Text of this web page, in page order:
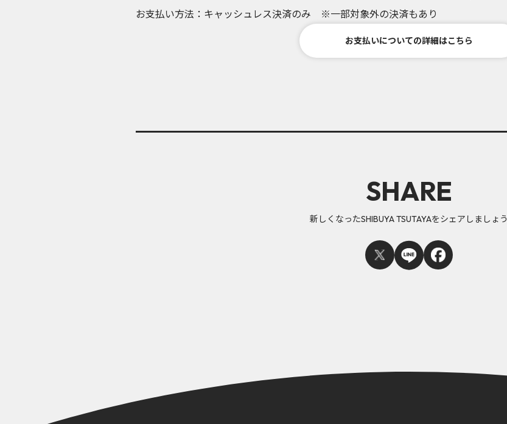
お支払い方法：キャッシュレス決済のみ ※一部対象外の決済もあり
お支払いについての詳細はこちら
SHARE
新しくなったSHIBUYA TSUTAYAをシェアしましょう